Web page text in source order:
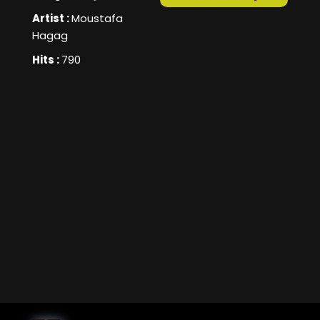
Artist :Moustafa
Hagag
Hits :790